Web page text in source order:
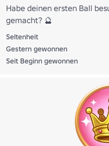
Habe deinen ersten Ball
gemacht? 🔮
Seltenheit
Gestern gewonnen
Seit Beginn gewonnen